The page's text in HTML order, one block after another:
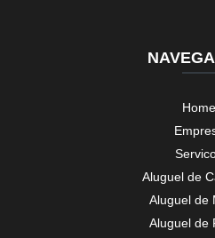
Home
Aluguel de
Aluguel de
Aluguel de